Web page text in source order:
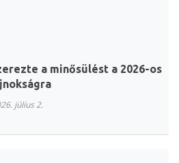
a minősülést a 2026-os
július 2.